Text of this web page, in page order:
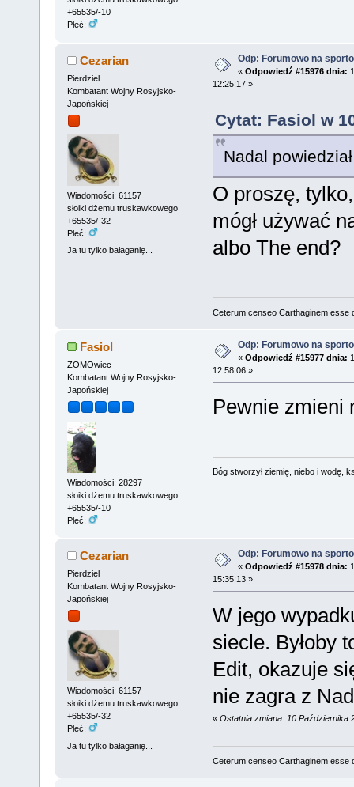
+65535/-10
Płeć:
Cezarian
Pierdziel
Kombatant Wojny Rosyjsko-
Japońskiej
Wiadomości: 61157
słoiki dżemu truskawkowego
+65535/-32
Płeć:
Ja tu tylko bałaganię...
Odp: Forumowo na
« Odpowiedź #15976 dnia:
12:25:17 »
Cytat: Fasiol w
Nadal
O proszę,
mógł używać
albo The end?
Ceterum censeo Carthaginem esse
Fasiol
ZOMOwiec
Kombatant Wojny Rosyjsko-
Japońskiej
Wiadomości: 28297
słoiki dżemu truskawkowego
+65535/-10
Płeć:
Odp: Forumowo na
« Odpowiedź #15977 dnia:
12:58:06 »
Pewnie zmieni
Bóg stworzył ziemię, niebo i wodę,
Cezarian
Pierdziel
Kombatant Wojny Rosyjsko-
Japońskiej
Wiadomości: 61157
słoiki dżemu truskawkowego
+65535/-32
Płeć:
Ja tu tylko bałaganię...
Odp: Forumowo na
« Odpowiedź #15978 dnia:
15:35:13 »
W jego
siecle. Byłoby
Edit, okazuje
nie zagra z
« Ostatnia zmiana: 10 Października
Ceterum censeo Carthaginem esse